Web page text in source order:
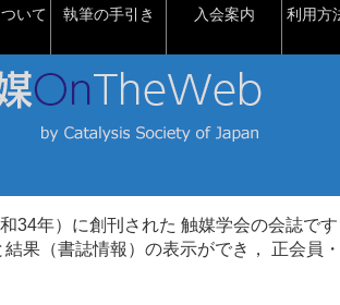
いて 執筆の手引き 入会案内 利用方
34年）に創刊された 触媒学会の会誌です
果（書誌情報）の表示ができ， 正会員